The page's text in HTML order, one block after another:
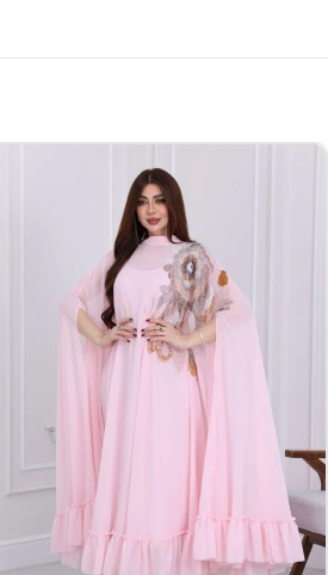
ويمنحك إطلالة أنثوية راقية. كما أن